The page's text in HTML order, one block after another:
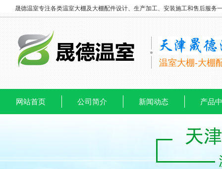
晟德温室专注各类温室大棚及大棚配件设计、生产加工、安装施工和售后服务
温室大棚-大棚
网站首页 公司简介 新闻动态 产品